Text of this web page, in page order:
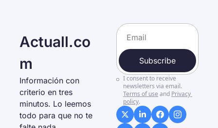
Actuall.co
m
Información con
criterio en tres
minutos. Lo leemos
todo para que no te
Subscribe
I consent to receive
newsletters via email.
Terms of use and Privacy
policy.